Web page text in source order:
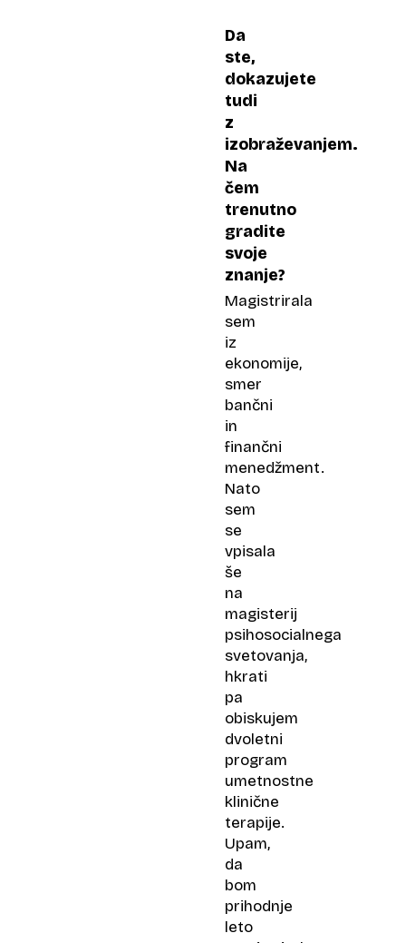
Da
ste,
dokazujete
tudi
z
izobraževanjem.
Na
čem
trenutno
gradite
svoje
znanje?
Magistrirala
sem
iz
ekonomije,
smer
bančni
in
finančni
menedžment.
Nato
sem
se
vpisala
še
na
magisterij
psihosocialnega
svetovanja,
hkrati
pa
obiskujem
dvoletni
program
umetnostne
klinične
terapije.
Upam,
da
bom
prihodnje
leto